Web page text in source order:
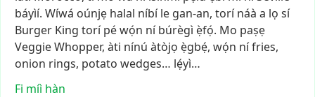
báyìí. Wíwá oúnjẹ halal níbí le gan-an, torí náà a lọ sí
Burger King torí péwọ́n ní búrègì ẹ̀fọ́. Mo paṣẹ
VeggieWhopper, àti nínú àtòjọ ẹ̀gbẹ́, wọ́n nífries,
onion rings, potato wedges… lẹ́yì…
Fi míì hàn